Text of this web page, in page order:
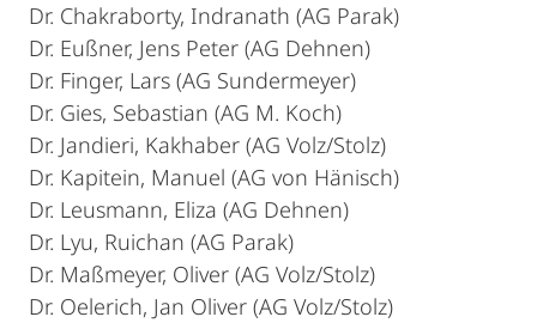
Dr. Chakraborty, Indranath (AG Parak)
Dr. Eußner, Jens Peter (AG Dehnen)
Dr. Finger, Lars (AG Sundermeyer)
Dr. Gies, Sebastian (AG M. Koch)
Dr. Jandieri, Kakhaber (AG Volz/Stolz)
Dr. Kapitein, Manuel (AG von Hänisch)
Dr. Leusmann, Eliza (AG Dehnen)
Dr. Lyu, Ruichan (AG Parak)
Dr. Maßmeyer, Oliver (AG Volz/Stolz)
Dr. Oelerich, Jan Oliver (AG Volz/Stolz)